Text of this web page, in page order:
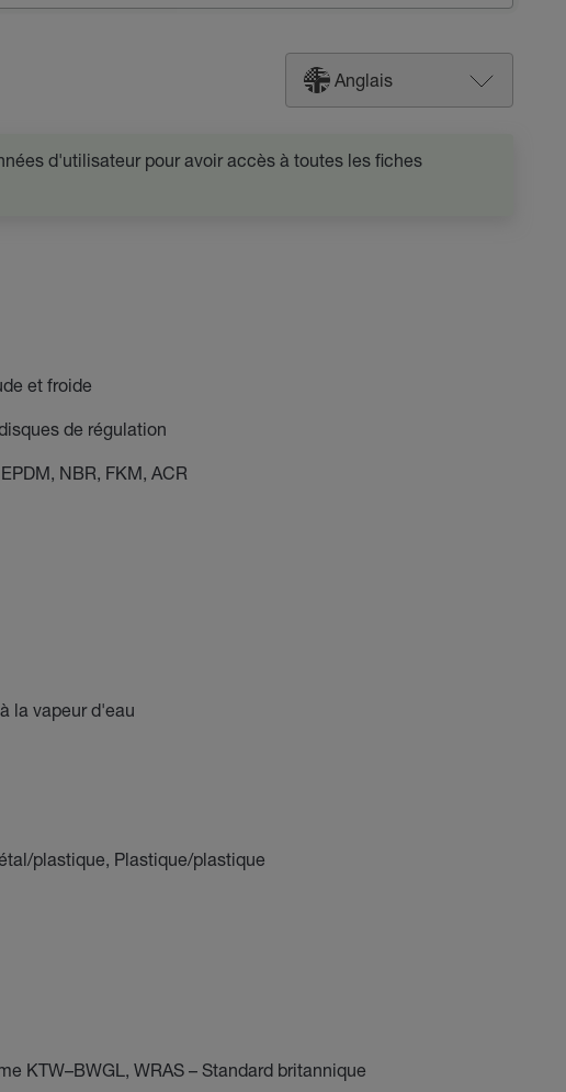
Anglais
d'utilisateur pour avoir accès à toutes les fiches
et froide
de régulation
NBR, FKM, ACR
la vapeur d'eau
plastique, Plastique/plastique
KTW–BWGL, WRAS – Standard britannique